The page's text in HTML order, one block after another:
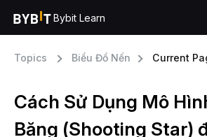
Bybit Learn
Topics Biểu Đồ Nến Current
Cách Sử Dụng Mô
Băng (Shooting Star)